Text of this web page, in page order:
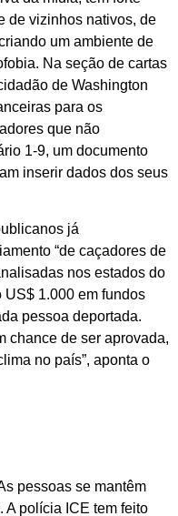
de vizinhos nativos, de
um ambiente de
Na seção de cartas
de Washington
para os
que não
1-9, um documento
inserir dados dos seus
já
“de caçadores de
nos estados do
US$ 1.000 em fundos
pessoa deportada.
chance de ser aprovada,
no país”, aponta o
pessoas se mantêm
A polícia ICE tem feito